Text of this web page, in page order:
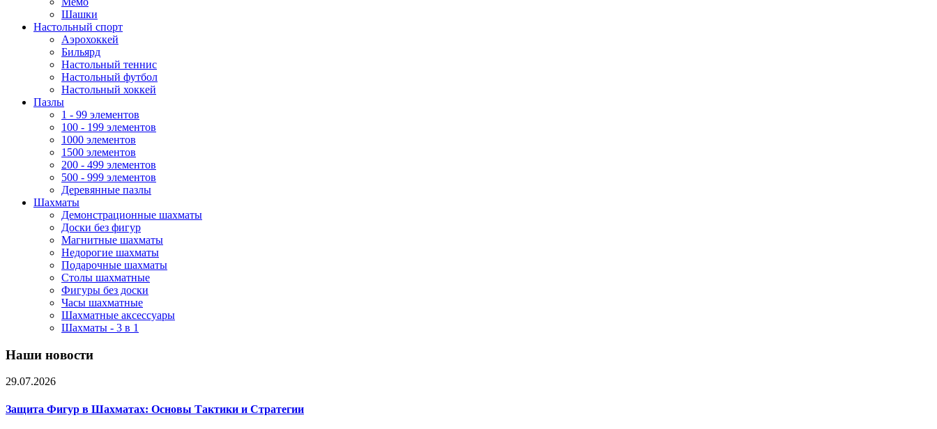
Шашки
Настольный спорт
Аэрохоккей
Бильярд
Настольный теннис
Настольный футбол
Настольный хоккей
Пазлы
1 - 99 элементов
100 - 199 элементов
1000 элементов
1500 элементов
200 - 499 элементов
500 - 999 элементов
Деревянные пазлы
Шахматы
Демонстрационные шахматы
Доски без фигур
Магнитные шахматы
Недорогие шахматы
Подарочные шахматы
Столы шахматные
Фигуры без доски
Часы шахматные
Шахматные аксессуары
Шахматы - 3 в 1
Наши новости
29.07.2026
Защита Фигур в Шахматах: Основы Тактики и Стратегии